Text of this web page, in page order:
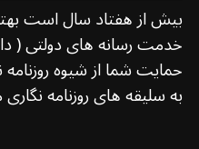
بیش از هفتاد سال است
خدمت رسانه های دولتی (
حمایت شما از شیوه روزنامه
به سلیقه های روزنامه نگاری